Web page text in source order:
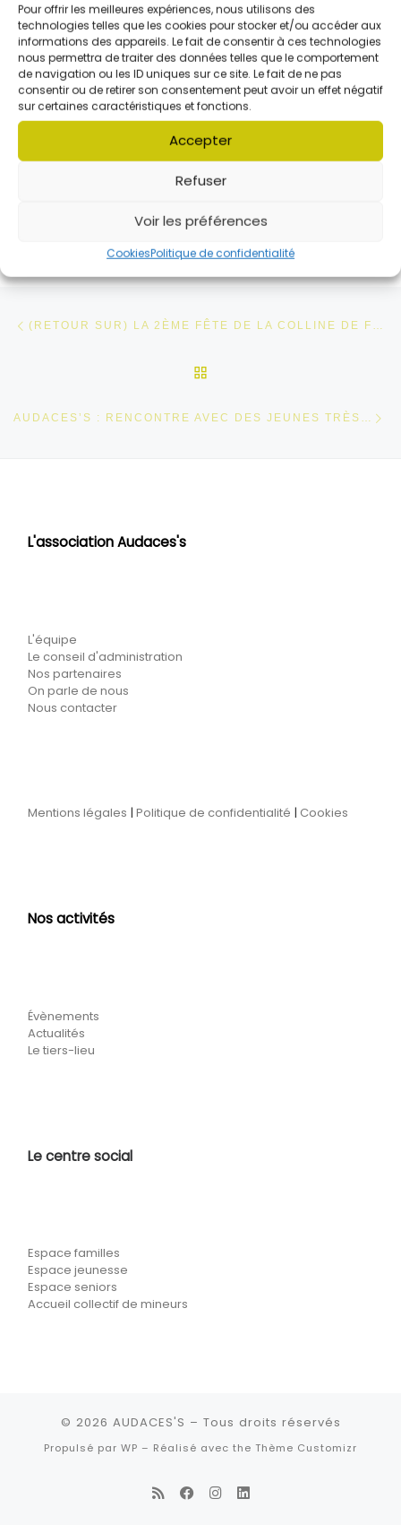
Pour offrir les meilleures expériences, nous utilisons des
technologies telles que les cookies pour stocker et/ou accéder aux
informations des appareils. Le fait de consentir à ces technologies
nous permettra de traiter des données telles que le comportement
de navigation ou les ID uniques sur ce site. Le fait de ne pas
consentir ou de retirer son consentement peut avoir un effet négatif
sur certaines caractéristiques et fonctions.
Accepter
Refuser
Voir les préférences
CookiesPolitique de confidentialité
Publié24 février 2026
Des jouets pour la
pédiatrie grâce au don
de l’association
Audaces’s
Publié3 août 2026
Un été entre
découvertes et
aventure avec le
centre social
Audaces’s
Parcourir les articles
(RETOUR SUR) LA 2ÈME FÊTE DE LA COLLINE DE FURST
AUDACES’S : RENCONTRE AVEC DES JEUNES TRÈS ENGAGÉS
L'association Audaces's
L'équipe
Le conseil d'administration
Nos partenaires
On parle de nous
Nous contacter
Mentions légales |Politique de confidentialité |Cookies
Nos activités
Évènements
Actualités
Le tiers-lieu
Le centre social
Espace familles
Espace jeunesse
Espace seniors
Accueil collectif de mineurs
© 2026 AUDACES'S – Tous droits réservés
Propulsé par WP – Réalisé avec the Thème Customizr